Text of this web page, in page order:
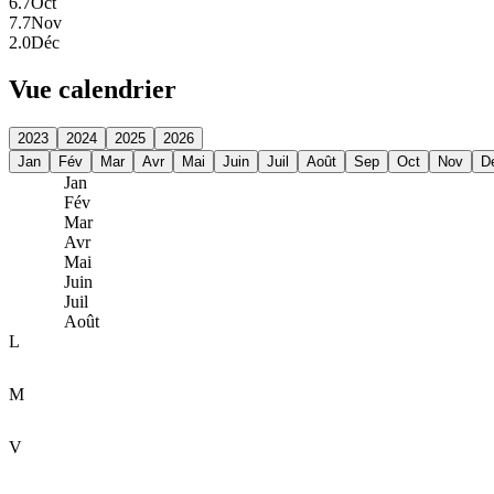
7.7Nov
2.0Déc
Vue calendrier
2023 2024 2025
2026
Jan
Fév Mar Avr Mai Juin Juil Août Sep Oct Nov
Jan
Fév
Mar
Avr
Mai
Juin
Juil
Août
L
M
V